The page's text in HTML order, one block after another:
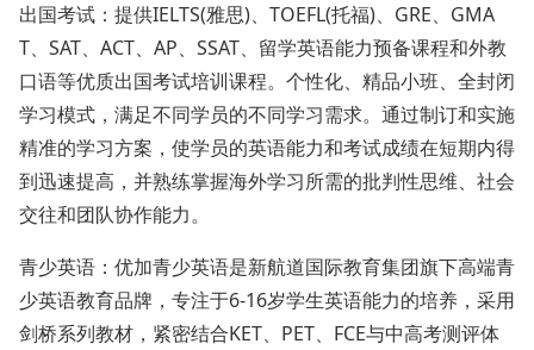
出国考试：提供IELTS(雅思)、TOEFL(托福)、GRE、GMA
T、SAT、ACT、AP、SSAT、留学英语能力预备课程和外教
口语等优质出国考试培训课程。个性化、精品小班、全封闭
学习模式，满足不同学员的不同学习需求。通过制订和实施
精准的学习方案，使学员的英语能力和考试成绩在短期内得
到迅速提高，并熟练掌握海外学习所需的批判性思维、社会
交往和团队协作能力。
青少英语：优加青少英语是新航道国际教育集团旗下高端青
少英语教育品牌，专注于6-16岁学生英语能力的培养，采用
剑桥系列教材，紧密结合KET、PET、FCE与中高考测评体